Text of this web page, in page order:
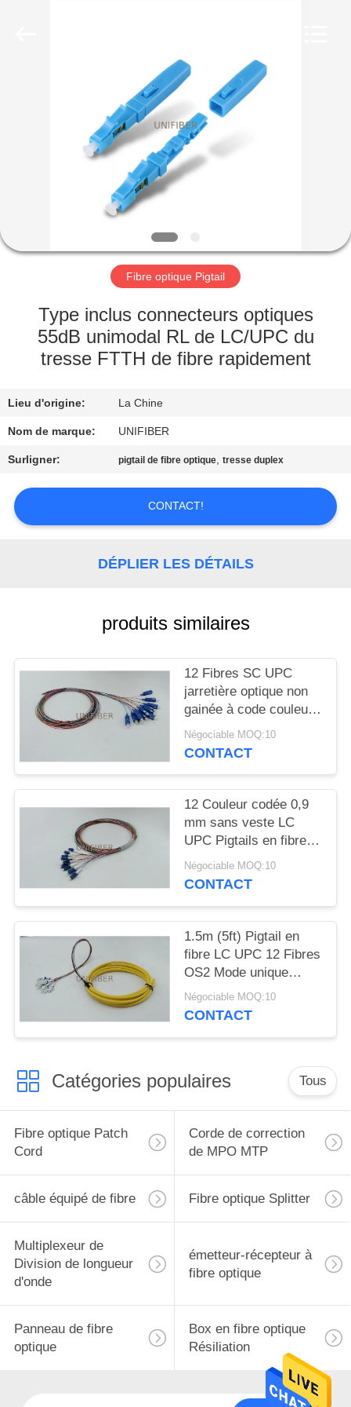
PRODUITS
DE
NOUS
VISITE
D'USINE
DE
QUALITÉ
CONTACTEZ-
NOUS
NOUVELLES
CITATION
PLAN
SITE
PRIVACY
POLICY
Fibre optique Pigtail
Type inclus connecteurs optiques
55dB unimodal RL de LC/UPC du
tresse FTTH de fibre rapidement
Lieu d'origine: La Chine
Nom de marque: UNIFIBER
Surligner: pigtail de fibre optique,tresse duplex
CONTACT!
DÉPLIER LES DÉTAILS
produits similaires
12 Fibres SC UPC
jarretière optique non
gainée à code couleur
0.9mm 1m
Négociable MOQ:10
CONTACT
12 Couleur codée 0,9
mm sans veste LC
UPC Pigtails en fibre
OS2 Mode unique 1m
(3 pieds)
Négociable MOQ:10
CONTACT
1.5m (5ft) Pigtail en
fibre LC UPC 12 Fibres
OS2 Mode unique
0,9mm Fanout Jaune
Négociable MOQ:10
CONTACT
Catégories populaires Tous
Fibre optique Patch
Cord
Corde de correction
de MPO MTP
câble équipé de fibre Fibre optique Splitter
Multiplexeur de
Division de longueur
d'onde
émetteur-récepteur à
fibre optique
Panneau de fibre
optique
Box en fibre optique
Résiliation